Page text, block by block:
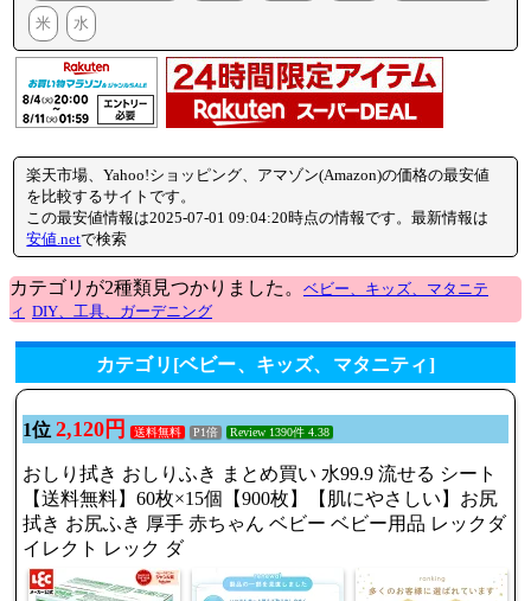
米 水
楽天市場、Yahoo!ショッピング、アマゾン(Amazon)の価格の最安値
を比較するサイトです。
この最安値情報は2025-07-01 09:04:20時点の情報です。最新情報は
安値.netで検索
カテゴリが2種類見つかりました。 ベビー、キッズ、マタニテ
ィ DIY、工具、ガーデニング
カテゴリ[ベビー、キッズ、マタニティ]
1位 2,120円 送料無料 P1倍 Review 1390件 4.38
おしり拭き おしりふき まとめ買い 水99.9 流せる シート
【送料無料】60枚×15個【900枚】【肌にやさしい】お尻
拭き お尻ふき 厚手 赤ちゃん ベビー ベビー用品 レックダ
イレクト レック ダ